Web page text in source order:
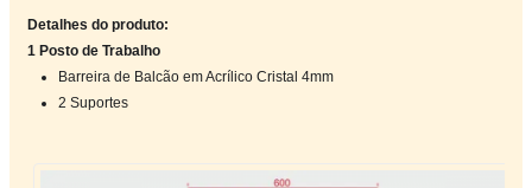
Detalhes do produto:
1 Posto de Trabalho
Barreira de Balcão em Acrílico Cristal 4mm
2 Suportes